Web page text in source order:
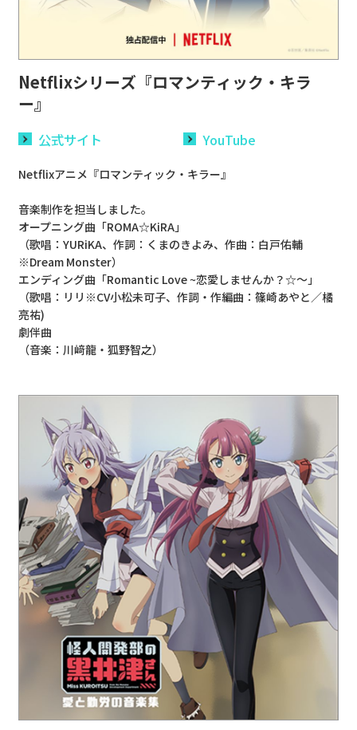
Netflixシリーズ『ロマンティック・キラ
ー』
公式サイト YouTube
Netflixアニメ『ロマンティック・キラー』
音楽制作を担当しました。
オープニング曲「ROMA☆KiRA」
（歌唱：YURiKA、作詞：くまのきよみ、作曲：白戸佑輔
※Dream Monster）
エンディング曲「Romantic Love ~恋愛しませんか？☆〜」
（歌唱：リリ※CV小松未可子、作詞・作編曲：篠崎あやと／橘
亮祐)
劇伴曲
（音楽：川﨑龍・狐野智之）